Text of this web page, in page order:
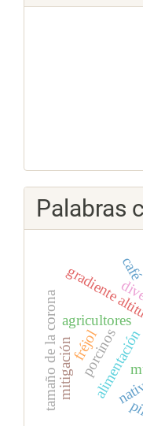
Palabras
gradiente
agricultores
alimentación
porcinos
tamaño de la coronamitigación
café
fréjol